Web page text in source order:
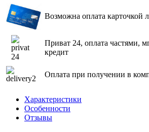
Возможна оплата карточкой
Приват 24, оплата частями,
кредит
Оплата при получении в
Характеристики
Особенности
Отзывы